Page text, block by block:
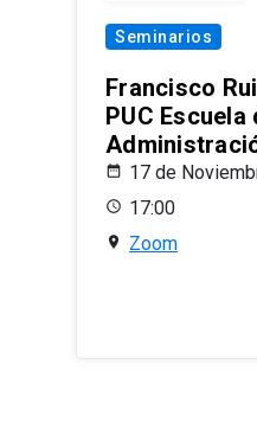
Seminarios
Francisco
PUC Escuela
17 de
17:00
Zoom